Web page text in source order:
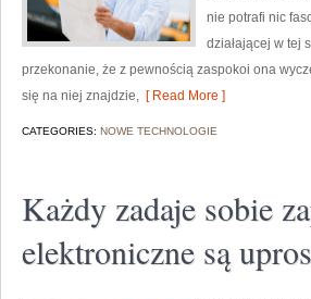
nie potrafi nic
działającej w tej
przekonanie, że z pewnością zaspokoi ona
się na niej znajdzie, [ Read More ]
CATEGORIES: NOWE TECHNOLOGIE
Każdy zadaje sobie
elektroniczne są